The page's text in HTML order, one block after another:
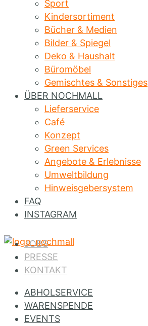
Sport
Kindersortiment
Bücher & Medien
Bilder & Spiegel
Deko & Haushalt
Büromöbel
Gemischtes & Sonstiges
ÜBER NOCHMALL
Lieferservice
Café
Konzept
Green Services
Angebote & Erlebnisse
Umweltbildung
Hinweisgebersystem
FAQ
INSTAGRAM
JOBS
PRESSE
KONTAKT
ABHOLSERVICE
WARENSPENDE
EVENTS